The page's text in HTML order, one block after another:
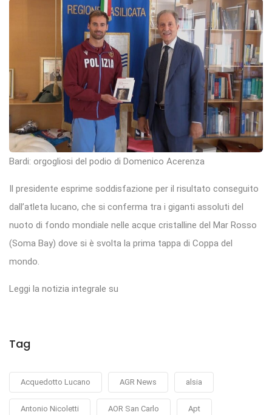
Bardi: orgogliosi del podio di Domenico Acerenza
Il presidente esprime soddisfazione per il risultato conseguito
dall’atleta lucano, che si conferma tra i giganti assoluti del
nuoto di fondo mondiale nelle acque cristalline del Mar Rosso
(Soma Bay) dove si è svolta la prima tappa di Coppa del
mondo.
Leggi la notizia integrale su
Tag
Acquedotto Lucano AGR News alsia
Antonio Nicoletti AOR San Carlo Apt